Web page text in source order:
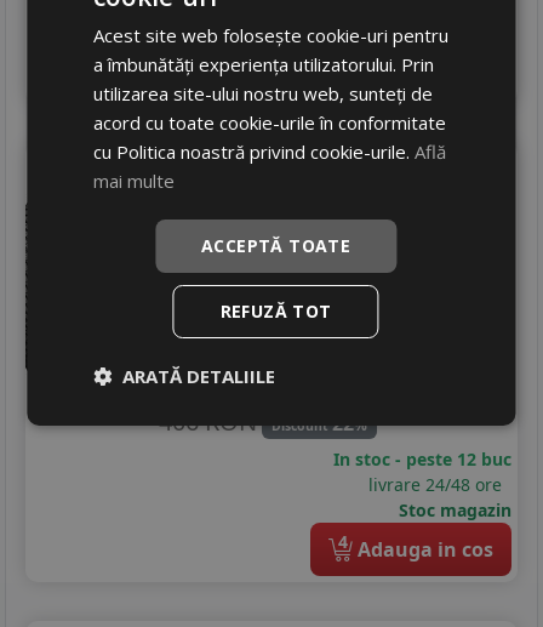
Stoc magazin
4 Adauga in cos
Laufenn Lh71 g fit 4s
Turisme
Consum D
Aderenta B
Zgomot B 72 dB
315RON
406 RON Discount22%
In stoc - peste 12 buc
livrare 24/48 ore
Stoc magazin
4 Adauga in cos
Acest site web folosește cookie-uri pentru
a îmbunătăți experiența utilizatorului. Prin
utilizarea site-ului nostru web, sunteți de
acord cu toate cookie-urile în conformitate
cu Politica noastră privind cookie-urile.Află
mai multe
ACCEPTĂ TOATE
REFUZĂ TOT
ARATĂ DETALIILE